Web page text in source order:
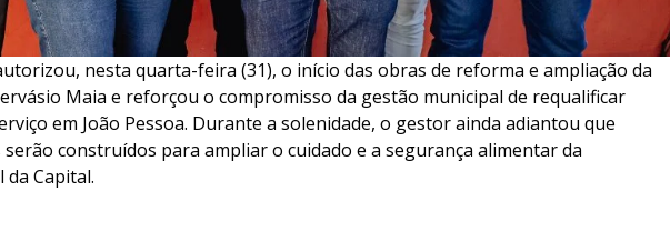
nesta quarta-feira (31), o início das obras de reforma e ampliação da
Maia e reforçou o compromisso da gestão municipal de requalificar
em João Pessoa. Durante a solenidade, o gestor ainda adiantou que
construídos para ampliar o cuidado e a segurança alimentar da
Capital.